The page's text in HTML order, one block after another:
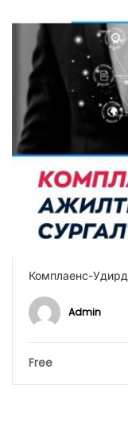
Комплаенс-
Admin
Free